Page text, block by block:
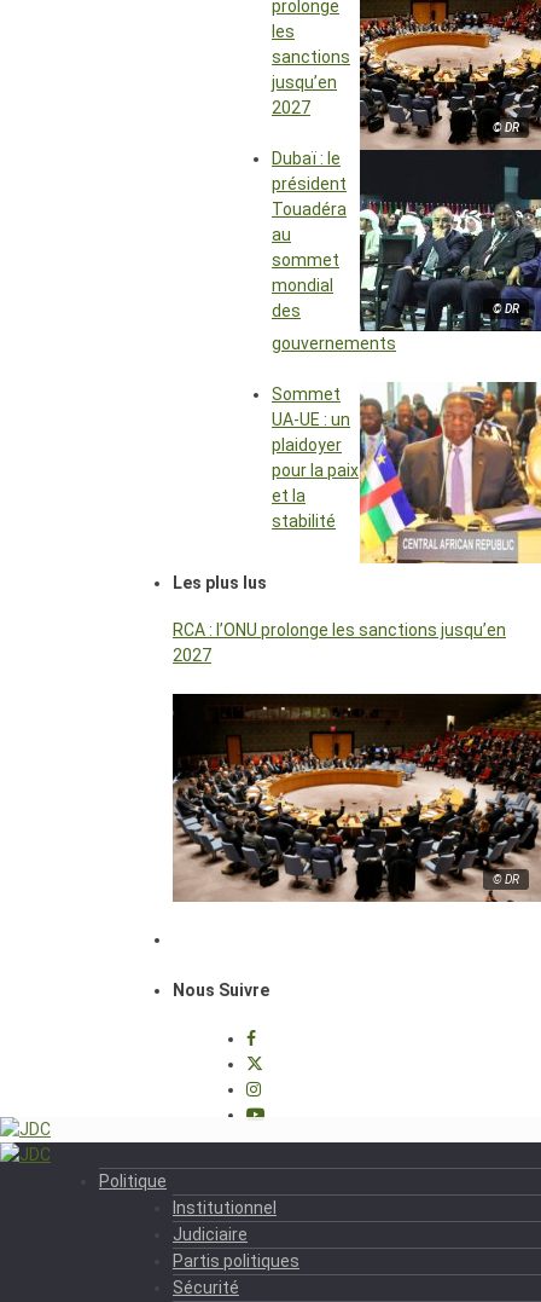
© DR
prolonge
les
sanctions
jusqu’en
2027
© DR
Dubaï : le
président
Touadéra
au
sommet
mondial
des
gouvernements
Sommet
UA-UE : un
plaidoyer
pour la paix
et la
stabilité
Les plus lus
RCA : l’ONU prolonge les sanctions jusqu’en
2027
© DR
Nous Suivre
Politique
Institutionnel
Judiciaire
Partis politiques
Sécurité